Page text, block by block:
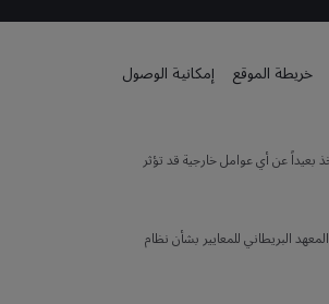
خريطة الموقع إمكانية الوصول
بعيداً عن أي عوامل خارجية قد تؤثر
البريطاني للمعايير بشأن نظام